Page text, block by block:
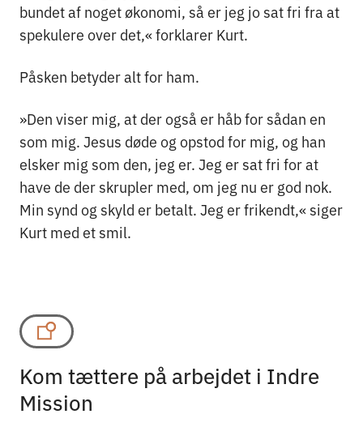
bundet af noget økonomi, så er jeg jo sat fri fra at
spekulere over det,« forklarer Kurt.
Påsken betyder alt for ham.
»Den viser mig, at der også er håb for sådan en
som mig. Jesus døde og opstod for mig, og han
elsker mig som den, jeg er. Jeg er sat fri for at
have de der skrupler med, om jeg nu er god nok.
Min synd og skyld er betalt. Jeg er frikendt,« siger
Kurt med et smil.
Kom tættere på arbejdet i Indre
Mission